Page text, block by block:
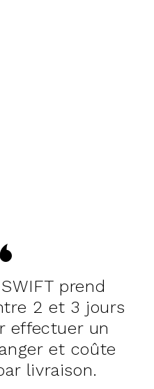
prend
2 et 3 jours
effectuer un
et coûte
livraison.